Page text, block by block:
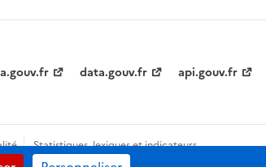
data.gouv.fr api.gouv.fr
Statistiques, lexiques et indicateurs